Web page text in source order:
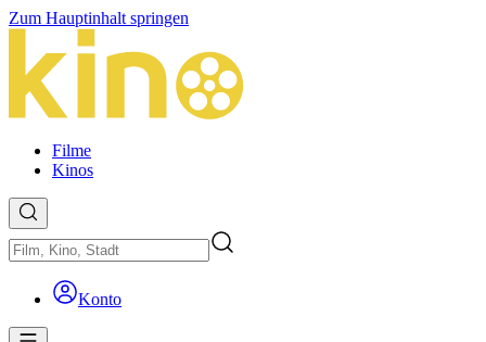
Zum Hauptinhalt springen
Filme
Kinos
Konto